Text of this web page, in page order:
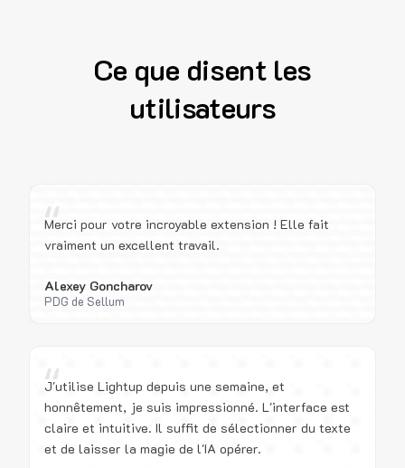
Ce que disent les
utilisateurs
“
Merci pour votre incroyable extension ! Elle fait
vraiment un excellent travail.
Alexey Goncharov
PDG de Sellum
“
J'utilise Lightup depuis une semaine, et
honnêtement, je suis impressionné. L'interface est
claire et intuitive. Il suffit de sélectionner du texte
et de laisser la magie de l'IA opérer.